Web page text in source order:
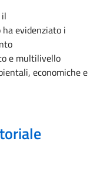
ha evidenziato i
e multilivello
economiche e